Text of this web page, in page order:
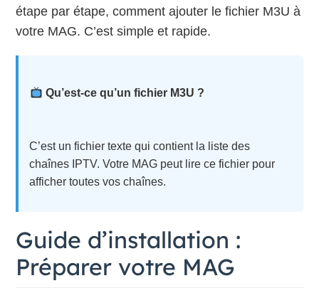
étape par étape, comment ajouter le fichier M3U à
votre MAG. C’est simple et rapide.
Qu’est-ce qu’un fichier M3U ?
C’est un fichier texte qui contient la liste des
chaînes IPTV. Votre MAG peut lire ce fichier pour
afficher toutes vos chaînes.
Guide d’installation :
Préparer votre MAG